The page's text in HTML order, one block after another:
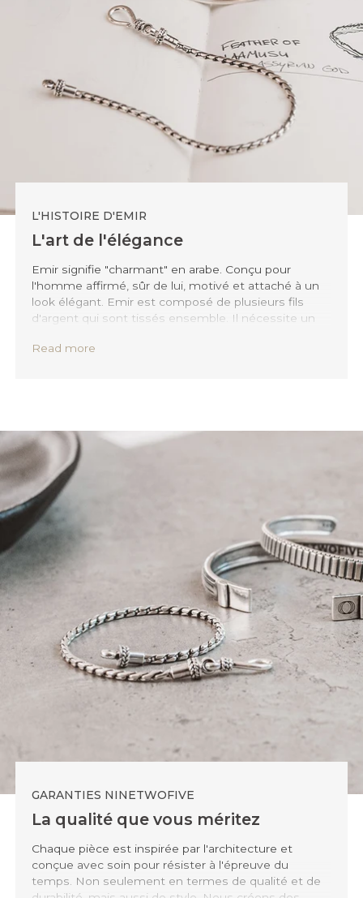
L'HISTOIRE D'EMIR
L'art de l'élégance
Emir signifie "charmant" en arabe. Conçu pour
l'homme affirmé, sûr de lui, motivé et attaché à un
look élégant. Emir est composé de plusieurs fils
d'argent qui sont tissés ensemble. Il nécessite un
unique à sa manière. Ce chef-d'œuvre est conçu
Read more
GARANTIES NINETWOFIVE
La qualité que vous méritez
Chaque pièce est inspirée par l'architecture et
conçue avec soin pour résister à l'épreuve du
temps. Non seulement en termes de qualité et de